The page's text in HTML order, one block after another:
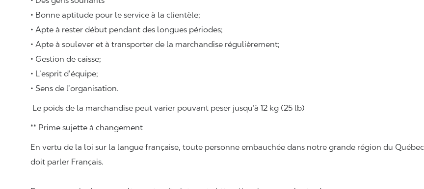
• Bonne aptitude pour le service à la clientèle;
• Apte à rester début pendant des longues périodes;
• Apte à soulever et à transporter de la marchandise régulièrement;
• Gestion de caisse;
• L’esprit d’équipe;
• Sens de l’organisation.
Le poids de la marchandise peut varier pouvant peser jusqu’à 12 kg (25 lb)
** Prime sujette à changement
En vertu de la loi sur la langue française, toute personne embauchée dans notre grande région du Québec
doit parler Français.